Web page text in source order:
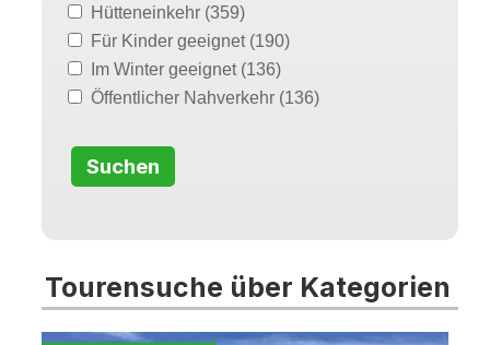
Hütteneinkehr (359)
Für Kinder geeignet (190)
Im Winter geeignet (136)
Öffentlicher Nahverkehr (136)
Tourensuche über Kategorien